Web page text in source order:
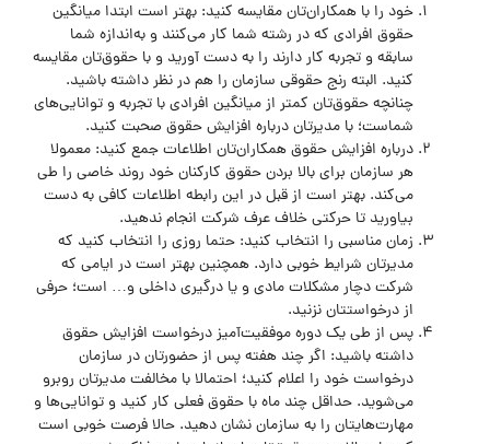
خود را با همکاران‌تان مقایسه کنید: بهتر است ابتدا میانگین
حقوق افرادی که در رشته شما کار می‌کنند و به‌اندازه شما
سابقه و تجربه کار دارند را به دست آورید و با حقوق‌تان مقایسه
کنید. البته رنج حقوقی سازمان را هم در نظر داشته باشید.
چنانچه حقوق‌تان کمتر از میانگین افرادی با تجربه و توانایی‌های
شماست؛ با مدیرتان درباره افزایش حقوق صحبت کنید.
درباره افزایش حقوق همکاران‌تان اطلاعات جمع کنید: معمولا
هر سازمان برای بالا بردن حقوق کارکنان خود روند خاصی را طی
می‌کند. بهتر است از قبل در این رابطه اطلاعات کافی به دست
بیاورید تا حرکتی خلاف عرف شرکت انجام ندهید.
زمان مناسبی را انتخاب کنید: حتما روزی را انتخاب کنید که
مدیرتان شرایط خوبی دارد. همچنین بهتر است در ایامی که
شرکت دچار مشکلات مادی و یا درگیری داخلی و… است؛ حرفی
از درخواستتان نزنید.
پس از طی یک دوره موفقیت‌آمیز درخواست افزایش حقوق
داشته باشید: اگر چند هفته پس از حضورتان در سازمان
درخواست خود را اعلام کنید؛ احتمالا با مخالفت مدیرتان روبرو
می‌شوید. حداقل چند ماه با حقوق فعلی کار کنید و توانایی‌ها و
مهارت‌هایتان را به سازمان نشان دهید. حالا فرصت خوبی است